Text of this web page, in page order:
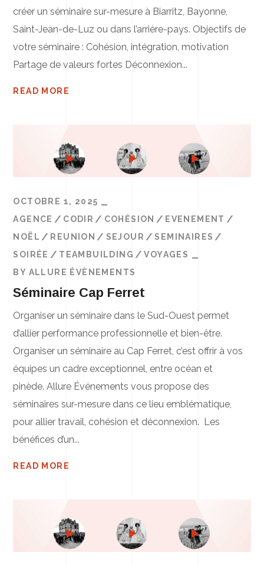
créer un séminaire sur-mesure à Biarritz, Bayonne,
Saint-Jean-de-Luz ou dans l’arrière-pays. Objectifs de
votre séminaire : Cohésion, intégration, motivation
Partage de valeurs fortes Déconnexion...
READ MORE
OCTOBRE 1, 2025
AGENCE
CODIR COHÉSION
EVENEMENT
NOËL
REUNION SEJOUR
SEMINAIRES
SOIRÉE
TEAMBUILDING
VOYAGES
BY ALLURE ÉVÈNEMENTS
Séminaire Cap Ferret
Organiser un séminaire dans le Sud-Ouest permet
d’allier performance professionnelle et bien-être.
Organiser un séminaire au Cap Ferret, c’est offrir à vos
équipes un cadre exceptionnel, entre océan et
pinède. Allure Événements vous propose des
séminaires sur-mesure dans ce lieu emblématique,
pour allier travail, cohésion et déconnexion. Les
bénéfices d’un...
READ MORE